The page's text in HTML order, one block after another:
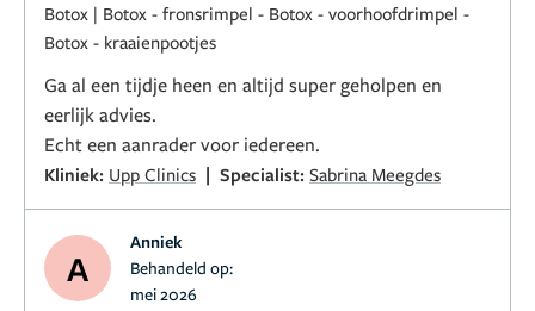
Botox | Botox - fronsrimpel - Botox - voorhoofdrimpel -
Botox - kraaienpootjes
Ga al een tijdje heen en altijd super geholpen en
eerlijk advies.
Echt een aanrader voor iedereen.
Kliniek: Upp Clinics | Specialist: Sabrina Meegdes
A
Anniek
Behandeld op:
mei 2026